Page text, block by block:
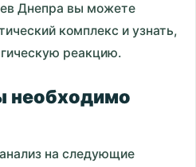
Днепра вы можете
комплекс и узнать,
реакцию.
необходимо
на следующие